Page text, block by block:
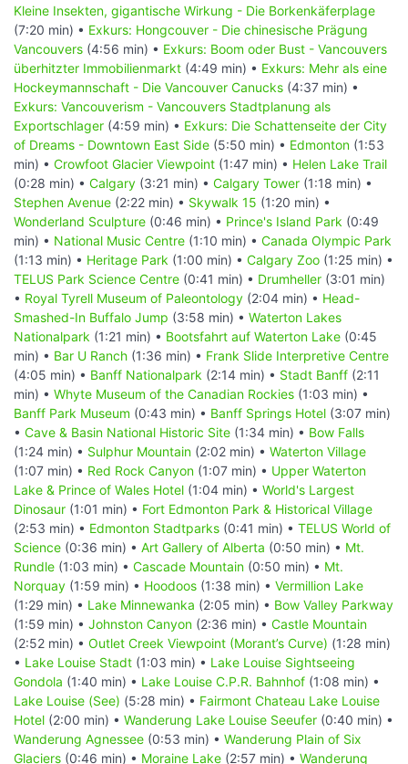
Kleine Insekten, gigantische Wirkung - Die Borkenkäferplage
(7:20 min) • Exkurs: Hongcouver - Die chinesische Prägung
Vancouvers (4:56 min) • Exkurs: Boom oder Bust - Vancouvers
überhitzter Immobilienmarkt (4:49 min) • Exkurs: Mehr als eine
Hockeymannschaft - Die Vancouver Canucks (4:37 min) •
Exkurs: Vancouverism - Vancouvers Stadtplanung als
Exportschlager (4:59 min) • Exkurs: Die Schattenseite der City
of Dreams - Downtown East Side (5:50 min) • Edmonton (1:53
min) • Crowfoot Glacier Viewpoint (1:47 min) • Helen Lake Trail
(0:28 min) • Calgary (3:21 min) • Calgary Tower (1:18 min) •
Stephen Avenue (2:22 min) • Skywalk 15 (1:20 min) •
Wonderland Sculpture (0:46 min) • Prince's Island Park (0:49
min) • National Music Centre (1:10 min) • Canada Olympic Park
(1:13 min) • Heritage Park (1:00 min) • Calgary Zoo (1:25 min) •
TELUS Park Science Centre (0:41 min) • Drumheller (3:01 min)
• Royal Tyrell Museum of Paleontology (2:04 min) • Head-
Smashed-In Buffalo Jump (3:58 min) • Waterton Lakes
Nationalpark (1:21 min) • Bootsfahrt auf Waterton Lake (0:45
min) • Bar U Ranch (1:36 min) • Frank Slide Interpretive Centre
(4:05 min) • Banff Nationalpark (2:14 min) • Stadt Banff (2:11
min) • Whyte Museum of the Canadian Rockies (1:03 min) •
Banff Park Museum (0:43 min) • Banff Springs Hotel (3:07 min)
• Cave & Basin National Historic Site (1:34 min) • Bow Falls
(1:24 min) • Sulphur Mountain (2:02 min) • Waterton Village
(1:07 min) • Red Rock Canyon (1:07 min) • Upper Waterton
Lake & Prince of Wales Hotel (1:04 min) • World's Largest
Dinosaur (1:01 min) • Fort Edmonton Park & Historical Village
(2:53 min) • Edmonton Stadtparks (0:41 min) • TELUS World of
Science (0:36 min) • Art Gallery of Alberta (0:50 min) • Mt.
Rundle (1:03 min) • Cascade Mountain (0:50 min) • Mt.
Norquay (1:59 min) • Hoodoos (1:38 min) • Vermillion Lake
(1:29 min) • Lake Minnewanka (2:05 min) • Bow Valley Parkway
(1:59 min) • Johnston Canyon (2:36 min) • Castle Mountain
(2:52 min) • Outlet Creek Viewpoint (Morant’s Curve) (1:28 min)
• Lake Louise Stadt (1:03 min) • Lake Louise Sightseeing
Gondola (1:40 min) • Lake Louise C.P.R. Bahnhof (1:08 min) •
Lake Louise (See) (5:28 min) • Fairmont Chateau Lake Louise
Hotel (2:00 min) • Wanderung Lake Louise Seeufer (0:40 min) •
Wanderung Agnessee (0:53 min) • Wanderung Plain of Six
Glaciers (0:46 min) • Moraine Lake (2:57 min) • Wanderung